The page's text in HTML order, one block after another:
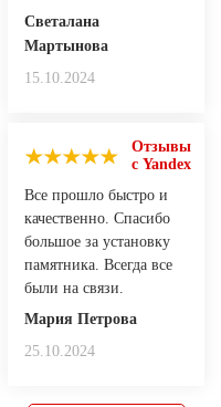
Светалана
Мартынова
15.10.2024
Отзывы
с Yandex
Все прошло быстро и
качественно. Спасибо
большое за установку
памятника. Всегда все
были на связи.
Мария Петрова
25.10.2024